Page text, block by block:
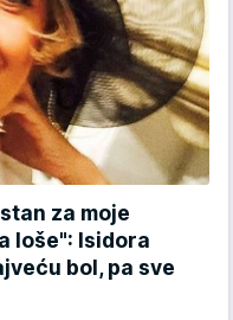
za moje
loše": Isidora
bol, pa sve